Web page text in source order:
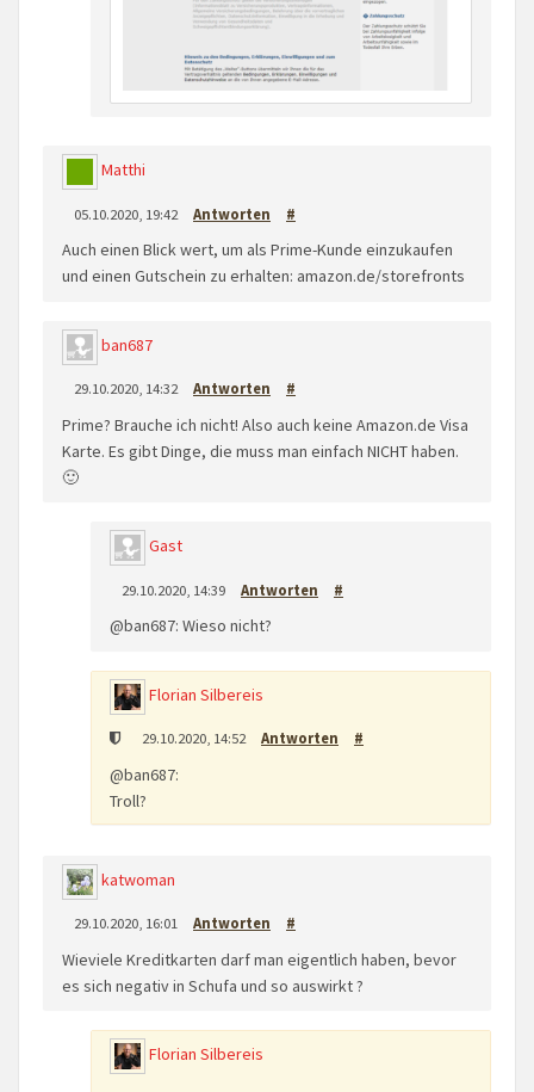
Matthi
05.10.2020, 19:42 Antworten #
Auch einen Blick wert, um als Prime-Kunde einzukaufen
und einen Gutschein zu erhalten: amazon.de/storefronts
ban687
29.10.2020, 14:32 Antworten #
Prime? Brauche ich nicht! Also auch keine Amazon.de Visa
Karte. Es gibt Dinge, die muss man einfach NICHT haben.
🙂
Gast
29.10.2020, 14:39 Antworten #
@ban687: Wieso nicht?
Florian Silbereis
29.10.2020, 14:52 Antworten #
@ban687:
Troll?
katwoman
29.10.2020, 16:01 Antworten #
Wieviele Kreditkarten darf man eigentlich haben, bevor
es sich negativ in Schufa und so auswirkt ?
Florian Silbereis